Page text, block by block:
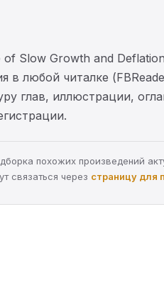
Slow Growth and
в любой читалке
глав, иллюстрации,
похожих произведений
связаться через страницу для